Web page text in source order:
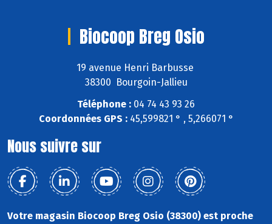
Biocoop Breg Osio
19 avenue Henri Barbusse
38300 Bourgoin-Jallieu
Téléphone : 04 74 43 93 26
Coordonnées GPS :45,599821 ° , 5,266071 °
Nous suivre sur
Votre magasin Biocoop Breg Osio (38300) est proche